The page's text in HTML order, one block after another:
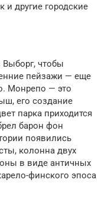
и другие городские
чтобы
пейзажи — еще
Монрепо — это
его создание
парка приходится
барон фон
появились
колонна двух
в виде античных
финского эпоса